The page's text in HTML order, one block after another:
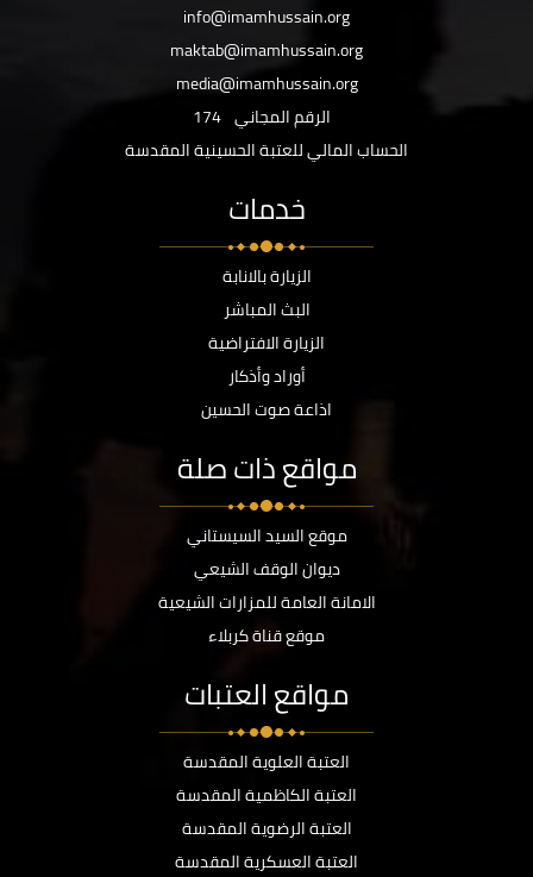
info@imamhussain.org
maktab@imamhussain.org
media@imamhussain.org
الرقم المجاني 174
الحساب المالي للعتبة الحسينية المقدسة
خدمات
الزيارة بالانابة
البث المباشر
الزيارة الافتراضية
أوراد وأذكار
اذاعة صوت الحسين
مواقع ذات صلة
موقع السيد السيستاني
ديوان الوقف الشيعي
الامانة العامة للمزارات الشيعية
موقع قناة كربلاء
مواقع العتبات
العتبة العلوية المقدسة
العتبة الكاظمية المقدسة
العتبة الرضوية المقدسة
العتبة العسكرية المقدسة